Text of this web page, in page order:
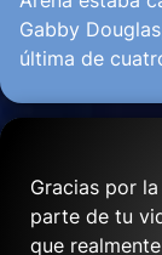
Gabby
última de
Gracias por
parte de tu
que